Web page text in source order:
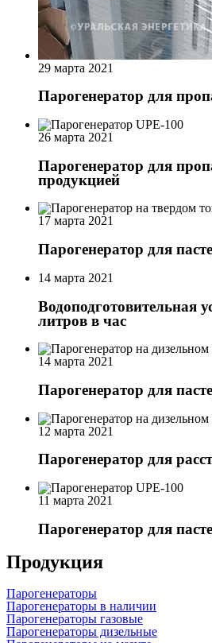
29 марта 2021
Парогенератор для
26 марта 2021
Парогенератор для
продукцией
17 марта 2021
Парогенератор для
14 марта 2021
Водоподготовительная
литров в час
14 марта 2021
Парогенератор для
12 марта 2021
Парогенератор для
11 марта 2021
Парогенератор для
Продукция
Парогенераторы
Парогенераторы в наличии
Парогенераторы газовые
Парогенераторы дизельные